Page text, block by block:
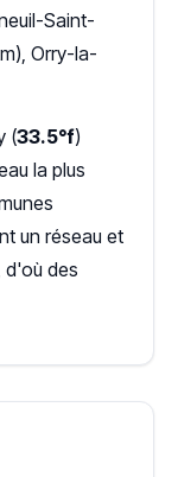
Saint-
Orry-la-
(33.5°f)
la plus
un réseau et
d'où des